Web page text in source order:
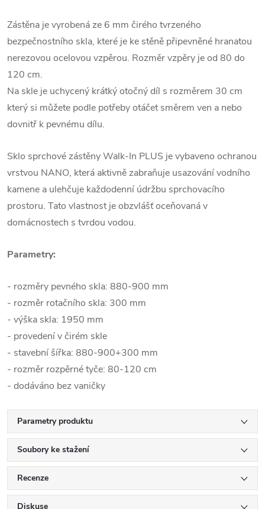
Zástěna je vyrobená ze 6 mm čirého tvrzeného
bezpečnostního skla, které je ke stěně připevněné hranatou
nerezovou ocelovou vzpěrou. Rozměr vzpěry je od 80 do
120 cm.
Na skle je uchycený krátký otočný díl s rozměrem 30 cm
který si můžete podle potřeby otáčet směrem ven a nebo
dovnitř k pevnému dílu.
Sklo sprchové zástěny Walk-In PLUS je vybaveno ochranou
vrstvou NANO, která aktivně zabraňuje usazování vodního
kamene a ulehčuje každodenní údržbu sprchovacího
prostoru. Tato vlastnost je obzvlášť oceňovaná v
domácnostech s tvrdou vodou.
Parametry:
- rozměry pevného skla: 880-900 mm
- rozměr rotačního skla: 300 mm
- výška skla: 1950 mm
- provedení v čirém skle
- stavební šířka: 880-900+300 mm
- rozměr rozpěrné tyče: 80-120 cm
- dodáváno bez vaničky
Parametry produktu
Soubory ke stažení
Recenze
Diskuse